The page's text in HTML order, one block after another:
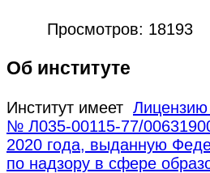
Просмотров: 18193
Об институте
Институт имеет Лицензию
№ Л035-00115-77/
2020 года, выданную
по надзору в сфере